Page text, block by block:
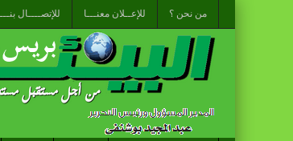
من نحن ؟ للإعــلان معنـــا للإتصــــال